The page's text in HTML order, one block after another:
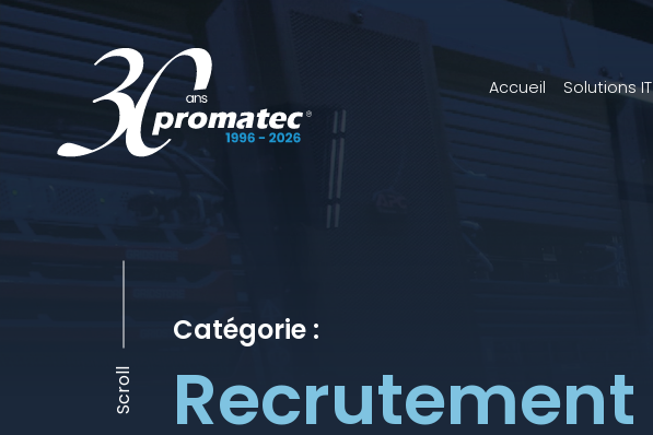
Accueil Solutions IT
Catégorie :
Recrutement
Scroll